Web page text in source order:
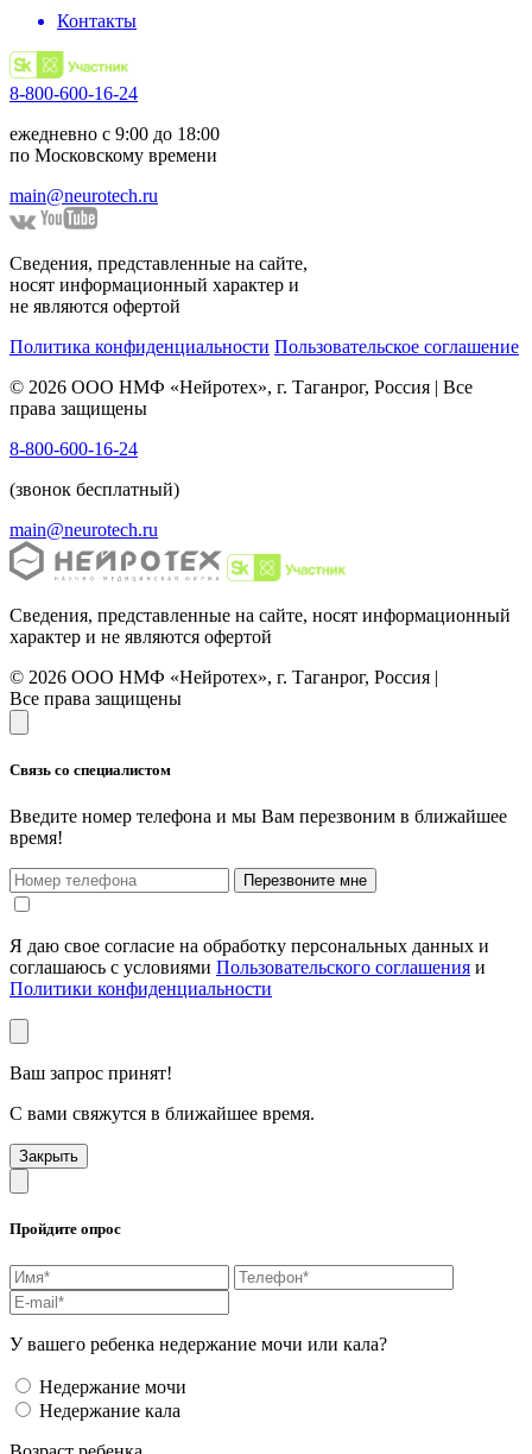
Контакты
8-800-600-16-24
ежедневно с 9:00 до 18:00
по Московскому времени
main@neurotech.ru
Сведения, представленные на сайте,
носят информационный характер и
не являются офертой
Политика конфиденциальности Пользовательское соглашение
© 2026 ООО НМФ «Нейротех», г. Таганрог, Россия | Все
права защищены
8-800-600-16-24
(звонок бесплатный)
main@neurotech.ru
Сведения, представленные на сайте, носят информационный
характер и не являются офертой
© 2026 ООО НМФ «Нейротех», г. Таганрог, Россия |
Все права защищены
Связь со специалистом
Введите номер телефона и мы Вам перезвоним в ближайшее
время!
Перезвоните мне
Я даю свое согласие на обработку персональных данных и
соглашаюсь с условиями Пользовательского соглашения и
Политики конфиденциальности
Ваш запрос принят!
С вами свяжутся в ближайшее время.
Закрыть
Пройдите опрос
У вашего ребенка недержание мочи или кала?
Недержание мочи
Недержание кала